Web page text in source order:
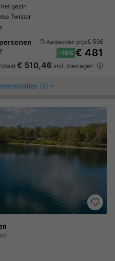
gezin
Twister
Aanbevolen prijs:€ 596
-19% € 481
€ 510,46 incl. toeslagen
(1)